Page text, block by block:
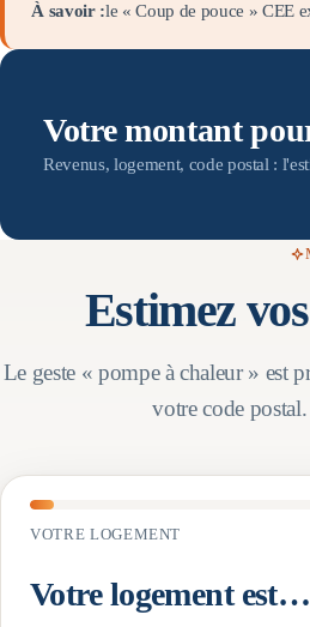
À savoir :le « Coup de pouce » CEE
Votre montant
Revenus, logement, code postal :
Estimez
Le geste « pompe à chaleur » est
votre code
VOTRE LOGEMENT
Votre logement est…